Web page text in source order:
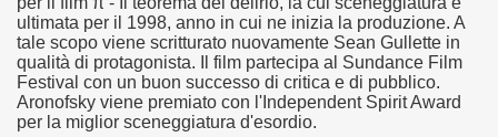
ultimata per il 1998, anno in cui ne inizia la produzione. A
tale scopo viene scritturato nuovamente Sean Gullette in
qualità di protagonista. Il film partecipa al Sundance Film
Festival con un buon successo di critica e di pubblico.
Aronofsky viene premiato con l'Independent Spirit Award
per la miglior sceneggiatura d'esordio.
l'esordio enigmatico e avvincente di Marcello
Se Ti Piacciono nel mese di Aprile 2013.
di quella che dovrebbe essere la quadrilogia di Carlos